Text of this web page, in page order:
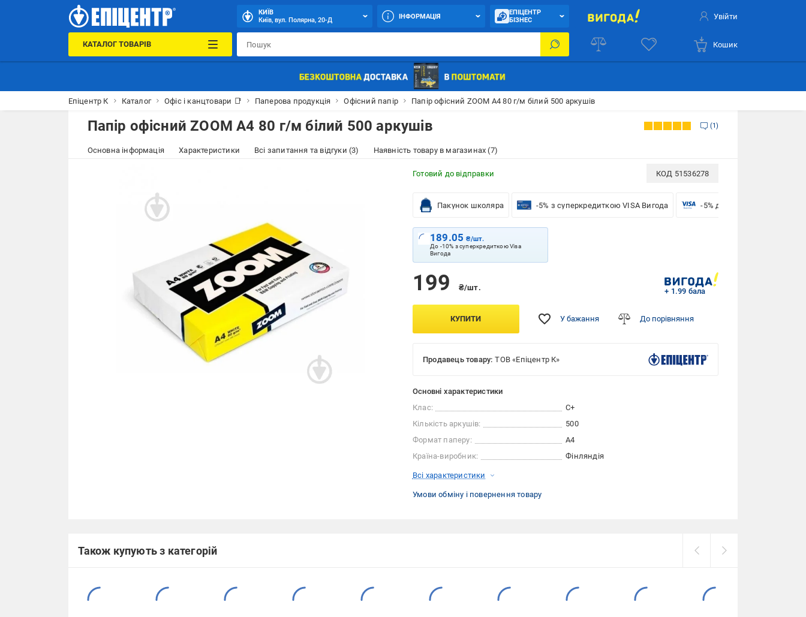
КИЇВ
Київ, вул. Полярна, 20-Д
ІНФОРМАЦІЯ
ЕПІЦЕНТР
БІЗНЕС
Увійти
КАТАЛОГ ТОВАРІВ Кошик
Епіцентр К Каталог Офіс і канцтовари 📑 Паперова продукція Офісний папір Папір офісний ZOOM A4 80 г/м білий 500 аркушів
Папір офісний ZOOM A4 80 г/м білий 500 аркушів 1
Основна інформація Характеристики Всі запитання та відгуки (3) Наявність товару в магазинах (7)
Готовий до відправки КОД 51536278
Пакунок школяра -5% з суперкредиткою VISA Вигода -5% для бізнесу з VISA
189.05₴/шт.
До -10% з суперкредиткою Visa
Вигода
199 ₴/шт. + 1.99 бала
КУПИТИ У бажання До порівняння
Продавець товару: ТОВ «Епіцентр К»
Основні характеристики
Клас:
С+
Кількість аркушів:
500
Формат паперу:
A4
Країна-виробник:
Фінляндія
Всі характеристики
Умови обміну і повернення товару
Також купують з категорій